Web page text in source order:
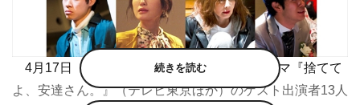
4月17日（金）スタートの安達祐実主演ドラマ『捨てて
よ、安達さん。』（テレビ東京ほか）のゲスト出演者13人
続きを読む